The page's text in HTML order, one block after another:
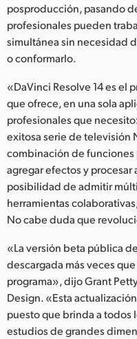
posproducción, pasando
profesionales pueden
simultánea sin necesidad
o conformarlo.
«DaVinci Resolve 14 es el
que ofrece, en una sola
profesionales que
exitosa serie de televisión
combinación de funciones
agregar efectos y
posibilidad de admitir
herramientas
No cabe duda que
«La versión beta pública
descargada más veces
programa», dijo Grant
Design. «Esta
puesto que brinda a todos
estudios de grandes